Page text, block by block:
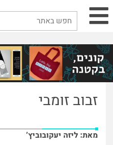
זבוב זומבי
מאת: ליזה יעקובוביץ’